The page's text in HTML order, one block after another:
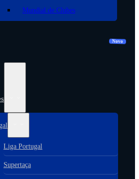
Mundial de Clubes
Liga Portugal
Supertaça